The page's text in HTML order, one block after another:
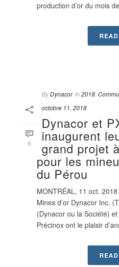
production d’or du mois
0
ByDynacor In 2018
octobre 11, 2018
Dynacor et
inaugurent
grand projet
pour les
du Pérou
MONTRÉAL, 11 oct.
Mines d’or Dynacor Inc.
(Dynacor ou la Société)
Précinox ont le plaisir